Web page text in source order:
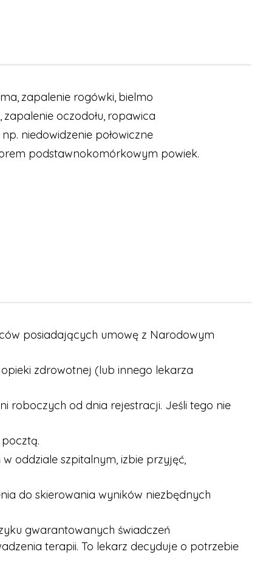
zapalenie rogówki, bielmo
zapalenie oczodołu, ropawica
niedowidzenie połowiczne
podstawnokomórkowym powiek.
posiadających umowę z Narodowym
zdrowotnej (lub innego lekarza
roboczych od dnia rejestracji. Jeśli tego nie
oddziale szpitalnym, izbie przyjęć,
do skierowania wyników niezbędnych
gwarantowanych świadczeń
terapii. To lekarz decyduje o potrzebie